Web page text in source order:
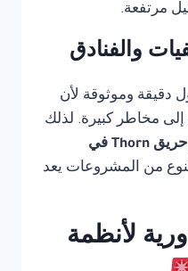
مرتفعة.
والفنادق
دقيقة وموثوقة لأن
إلى مخاطر كبيرة. لذلك
صيانة نظام انذار حريق Thorn في
من المشروعات يعد
لأنظمة